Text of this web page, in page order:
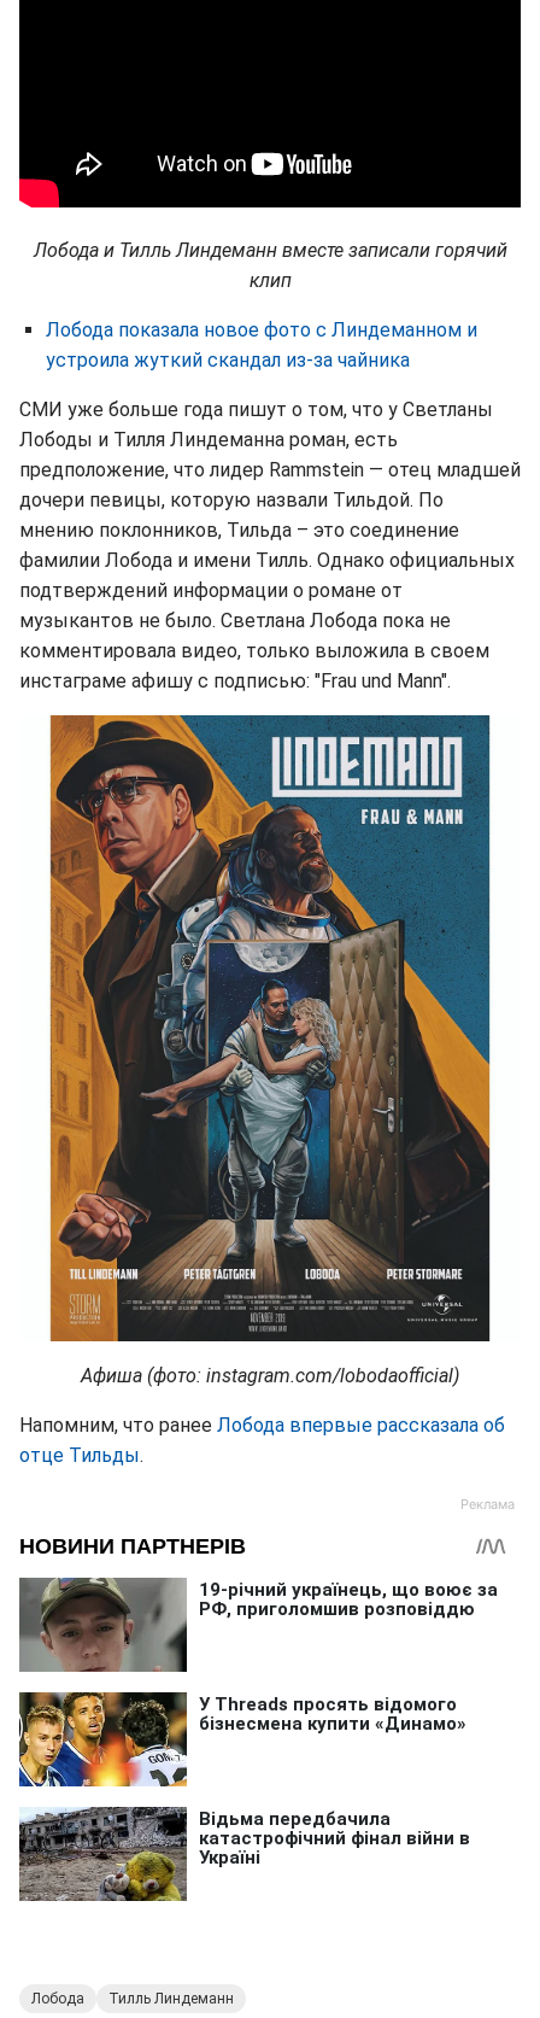
Лобода и Тилль Линдеманн вместе записали горячий
клип
Лобода показала новое фото с Линдеманном и
устроила жуткий скандал из-за чайника
СМИ уже больше года пишут о том, что у Светланы
Лободы и Тилля Линдеманна роман, есть
предположение, что лидер Rammstein — отец младшей
дочери певицы, которую назвали Тильдой. По
мнению поклонников, Тильда – это соединение
фамилии Лобода и имени Тилль. Однако официальных
подтверждений информации о романе от
музыкантов не было. Светлана Лобода пока не
комментировала видео, только выложила в своем
инстаграме афишу с подписью: "Frau und Mann".
Афиша (фото: instagram.com/lobodaofficial)
Напомним, что ранее Лобода впервые рассказала об
отце Тильды.
Лобода Тилль Линдеманн